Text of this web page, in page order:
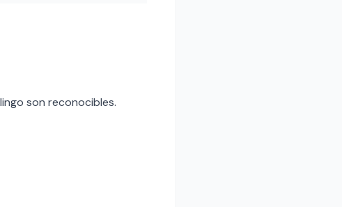
son reconocibles.